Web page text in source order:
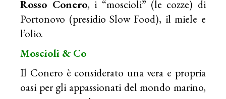
Rosso Conero, i “moscioli” (le cozze) di
Portonovo (presidio Slow Food), il miele e
l’olio.
Moscioli & Co
Il Conero è considerato una vera e propria
oasi per gli appassionati del mondo marino,